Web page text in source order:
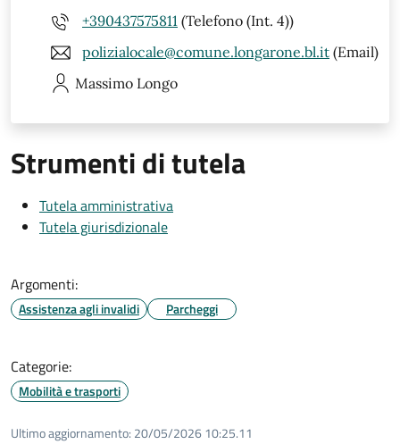
+390437575811 (Telefono (Int. 4))
polizialocale@comune.longarone.bl.it (Email)
Massimo Longo
Strumenti di tutela
Tutela amministrativa
Tutela giurisdizionale
Argomenti:
Assistenza agli invalidi Parcheggi
Categorie:
Mobilità e trasporti
Ultimo aggiornamento: 20/05/2026 10:25.11